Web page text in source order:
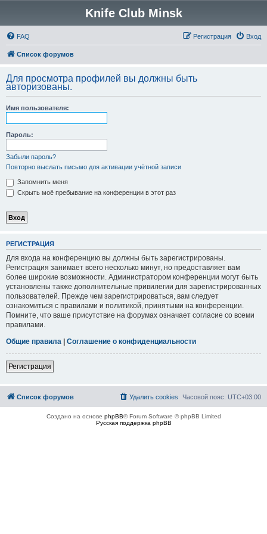
Knife Club Minsk
FAQ Вход
Регистрация
Список форумов
Для просмотра профилей вы должны быть
авторизованы.
Имя пользователя:
Пароль:
Забыли пароль?
Повторно выслать письмо для активации учётной записи
Запомнить меня
Скрыть моё пребывание на конференции в этот раз
РЕГИСТРАЦИЯ
Для входа на конференцию вы должны быть зарегистрированы.
Регистрация занимает всего несколько минут, но предоставляет вам
более широкие возможности. Администратором конференции могут быть
установлены также дополнительные привилегии для зарегистрированных
пользователей. Прежде чем зарегистрироваться, вам следует
ознакомиться с правилами и политикой, принятыми на конференции.
Помните, что ваше присутствие на форумах означает согласие со всеми
правилами.
Общие правила | Соглашение о конфиденциальности
Регистрация
Список форумов Часовой пояс: UTC+03:00
Удалить cookies
Создано на основе phpBB® Forum Software © phpBB Limited
Русская поддержка phpBB